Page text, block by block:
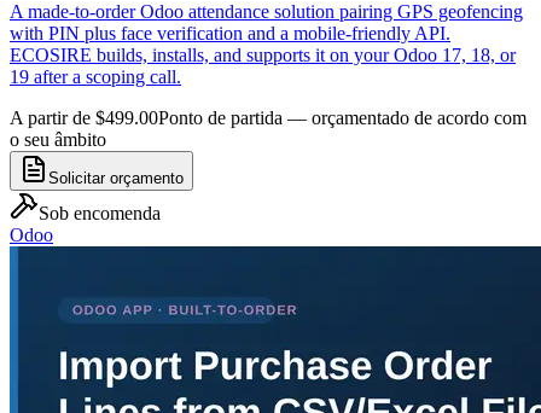
A made-to-order Odoo attendance solution pairing GPS geofencing
with PIN plus face verification and a mobile-friendly API.
ECOSIRE builds, installs, and supports it on your Odoo 17, 18, or
19 after a scoping call.
A partir de $499.00Ponto de partida — orçamentado de acordo com
o seu âmbito
Solicitar orçamento
Sob encomenda
Odoo